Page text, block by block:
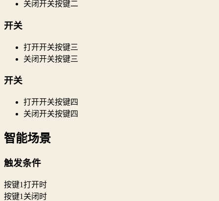
关闭开关按键二
开关
打开开关按键三
关闭开关按键三
开关
打开开关按键四
关闭开关按键四
智能场景
触发条件
按键1打开时
按键1关闭时